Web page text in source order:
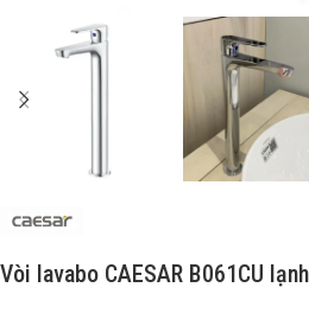
Vòi lavabo CAESAR B061CU